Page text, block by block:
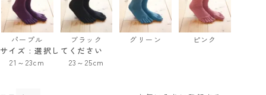
サイズ 選択してください
21～23cm 23～25cm
パープル ブラック グリーン ピンク